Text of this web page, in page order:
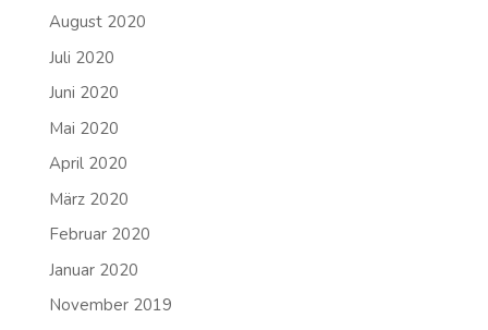
August 2020
Juli 2020
Juni 2020
Mai 2020
April 2020
März 2020
Februar 2020
Januar 2020
November 2019